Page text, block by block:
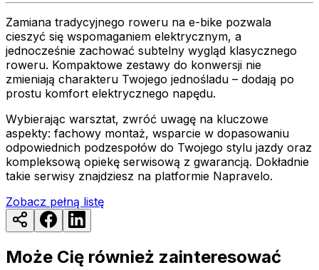
Zamiana tradycyjnego roweru na e-bike pozwala
cieszyć się wspomaganiem elektrycznym, a
jednocześnie zachować subtelny wygląd klasycznego
roweru. Kompaktowe zestawy do konwersji nie
zmieniają charakteru Twojego jednośladu – dodają po
prostu komfort elektrycznego napędu.
Wybierając warsztat, zwróć uwagę na kluczowe
aspekty: fachowy montaż, wsparcie w dopasowaniu
odpowiednich podzespołów do Twojego stylu jazdy oraz
kompleksową opiekę serwisową z gwarancją. Dokładnie
takie serwisy znajdziesz na platformie Napravelo.
Zobacz pełną listę
Może Cię również zainteresować